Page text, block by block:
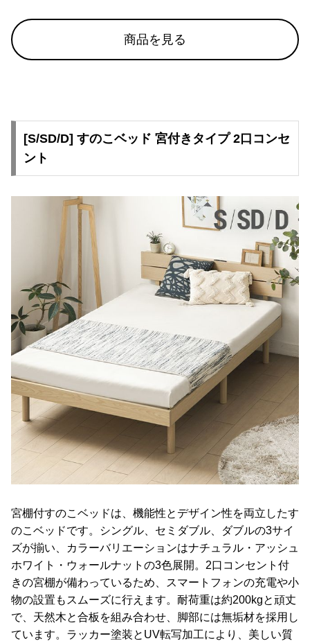
商品を見る
[S/SD/D] すのこベッド 宮付きタイプ 2口コンセ
ント
宮棚付すのこベッドは、機能性とデザイン性を両立したす
のこベッドです。シングル、セミダブル、ダブルの3サイ
ズが揃い、カラーバリエーションはナチュラル・アッシュ
ホワイト・ウォールナットの3色展開。2口コンセント付
きの宮棚が備わっているため、スマートフォンの充電や小
物の設置もスムーズに行えます。耐荷重は約200kgと頑丈
で、天然木と合板を組み合わせ、脚部には無垢材を採用し
ています。ラッカー塗装とUV転写加工により、美しい質